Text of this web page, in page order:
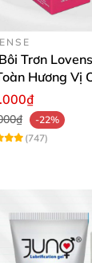
Trơn
Hương Vị
-22%
(747)